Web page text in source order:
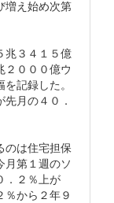
増え始め次第
兆３４１５億
２０００億ウ
記録した。
月の４０．
のは住宅担保
月第１週のソ
．２％上が
％から２年９